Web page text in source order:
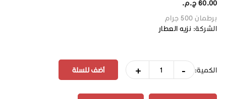
60.00 ج.م.‏
برطمان 500 جرام
الشركة: نزيه العطار
الكمية: -
+